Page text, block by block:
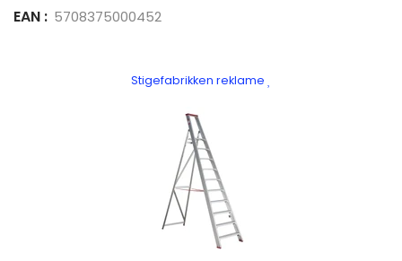
EAN : 5708375000452
Stigefabrikken reklame